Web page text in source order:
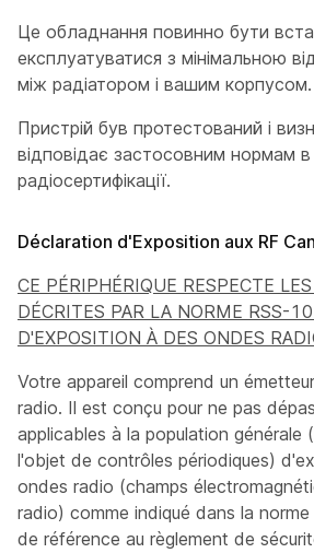
Це обладнання повинно бути
експлуатуватися з мінімальною
між радіатором і вашим корпусом.
Пристрій був протестований і
відповідає застосовним нормам
радіосертифікації.
Déclaration d'Exposition aux RF
CE PÉRIPHÉRIQUE RESPECTE
DÉCRITES PAR LA NORME RSS-
D'EXPOSITION À DES ONDES
Votre appareil comprend un
radio. Il est conçu pour ne pas
applicables à la population générale
l'objet de contrôles périodiques)
ondes radio (champs
radio) comme indiqué dans la
de référence au règlement de